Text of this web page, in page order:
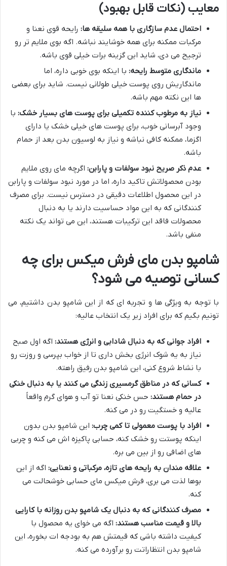
معایب (نکات قابل بهبود)
احتمال عدم سازگاری با همه سلیقه ها: رایحه قوی نعنا و
مرکبات ممکنه برای همه خوشایند نباشه. اگه بوی ملایم تر رو
ترجیح می دی، شاید این گزینه برات خیلی قوی باشه.
ماندگاری متوسط رایحه: با اینکه بوی خوبی داره، اما
ماندگاریش روی پوست خیلی طولانی نیست. شاید برای بعضی
ها این نکته مهم باشه.
نیاز به مرطوب کننده تکمیلی برای پوست های بسیار خشک: با
وجود آبرسانی خوب، برای پوست های خیلی خشک یا دارای
اگزما، ممکنه کافی نباشه و نیاز به لوسیون بدن بعد از حمام
باشه.
عدم ذکر صریح نبود سولفات و پارابن: اگرچه مای روی ملایم
بودن محصولاتش تاکید داره، اما در مورد نبود سولفات و پارابن
در این محصول اطلاعات دقیقی در دسترس نیست. برای مصرف
کنندگانی که به این مواد حساسیت دارند یا به دنبال
محصولات فاقد این ترکیبات هستند، این می تواند یک نکته
منفی باشد.
شامپو بدن مای فرش میکس برای چه
کسانی توصیه می شود؟
با توجه به ویژگی ها و تجربه ای که از این شامپو بدن داشتیم، می
تونیم بگیم که برای افراد زیر یک انتخاب عالیه:
افراد جوانی که به دنبال شادابی و انرژی هستند: اگه اول صبح
نیاز به یه شوک انرژی بخش داری تا از خواب بپرسی و روزت رو
با نشاط شروع کنی، این شامپو بدن رفیق راهته.
کسانی که در مناطق گرمسیری زندگی می کنند یا به دنبال خنکی
در حمام هستند: حس خنکی نعنا تو آب و هوای گرم واقعاً
عالیه و خستگیت رو در می کنه.
افراد با پوست معمولی تا کمی چرب: این شامپو بدن بدون
اینکه پوستت رو خشک کنه، حسابی پاکیزه اش می کنه و چربی
های اضافی رو از بین می بره.
علاقه مندان به رایحه های تازه، مرکباتی و نعنایی: اگه از این
بوها لذت می بری، فرش میکس مای حسابی خوشحالت می
کنه.
مصرف کنندگانی که به دنبال یک شامپو بدن روزانه با کارایی
بالا و قیمت مناسب هستند: اگه می خوای یه محصول با
کیفیت داشته باشی که قیمتش هم به بودجه ات بخوره، این
شامپو بدن انتظاراتت رو برآورده می کنه.